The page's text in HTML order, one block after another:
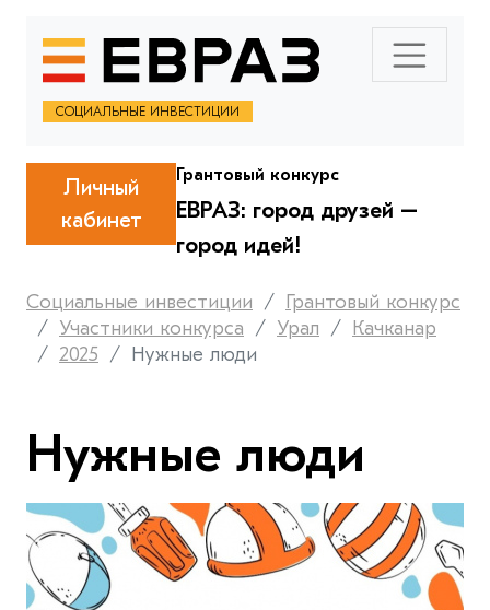
СОЦИАЛЬНЫЕ ИНВЕСТИЦИИ
Личный
кабинет
Грантовый конкурс
ЕВРАЗ: город друзей –
город идей!
Социальные инвестиции
Грантовый конкурс
Участники конкурса
Урал
Качканар
2025
Нужные люди
Нужные люди